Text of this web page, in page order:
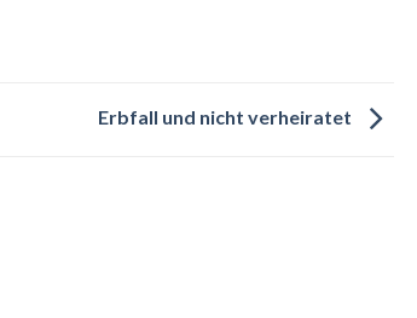
Erbfall und nicht verheiratet